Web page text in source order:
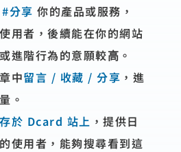
分享 你的產品或服務，
⽤者，後續能在你的網站
進階⾏為的意願較⾼。
中留言 / 收藏 / 分享 ，進
。
於 Dcard 站上 ，提供日
使用者，能夠搜尋看到這